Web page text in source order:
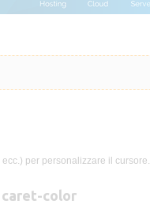
ecc.) per personalizzare il cursore.
color